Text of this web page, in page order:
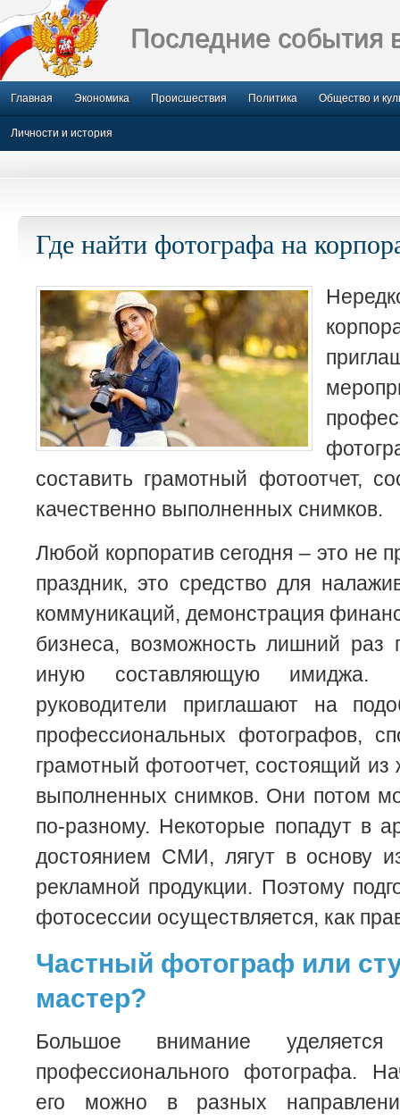
Последние события
Главная Экономика Происшествия Политика Общество и
Личности и история
Где найти фотографа на
составить грамотный фотоотчет,
качественно выполненных снимков.
Любой корпоратив сегодня – это не
праздник, это средство для
коммуникаций, демонстрация
бизнеса, возможность лишний раз
иную составляющую имиджа.
руководители приглашают на
профессиональных фотографов,
грамотный фотоотчет, состоящий из
выполненных снимков. Они потом
по-разному. Некоторые попадут в
достоянием СМИ, лягут в основу
рекламной продукции. Поэтому
фотосессии осуществляется, как
Частный фотограф или
мастер?
Большое внимание
профессионального фотографа.
его можно в разных